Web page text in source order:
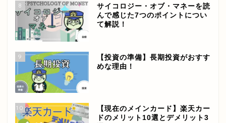
8
サイコロジー・オブ・マネーを読
んで感じた7つのポイントについ
て解説！
9
【投資の準備】長期投資がおすす
めな理由！
10
【現在のメインカード】楽天カー
ドのメリット10選とデメリット3